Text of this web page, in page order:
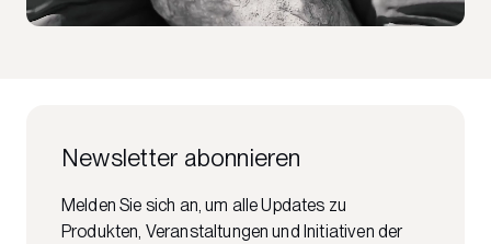
Newsletter abonnieren
Melden Sie sich an, um alle Updates zu
Produkten, Veranstaltungen und Initiativen der